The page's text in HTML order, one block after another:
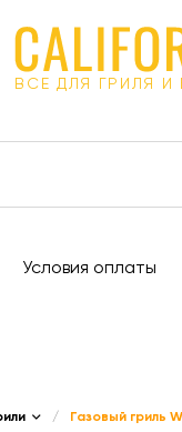
ВСЕ ДЛЯ ГРИЛЯ И
Условия оплаты
/ Газовый гриль